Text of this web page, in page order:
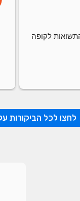
לחצו לכל הביקורות